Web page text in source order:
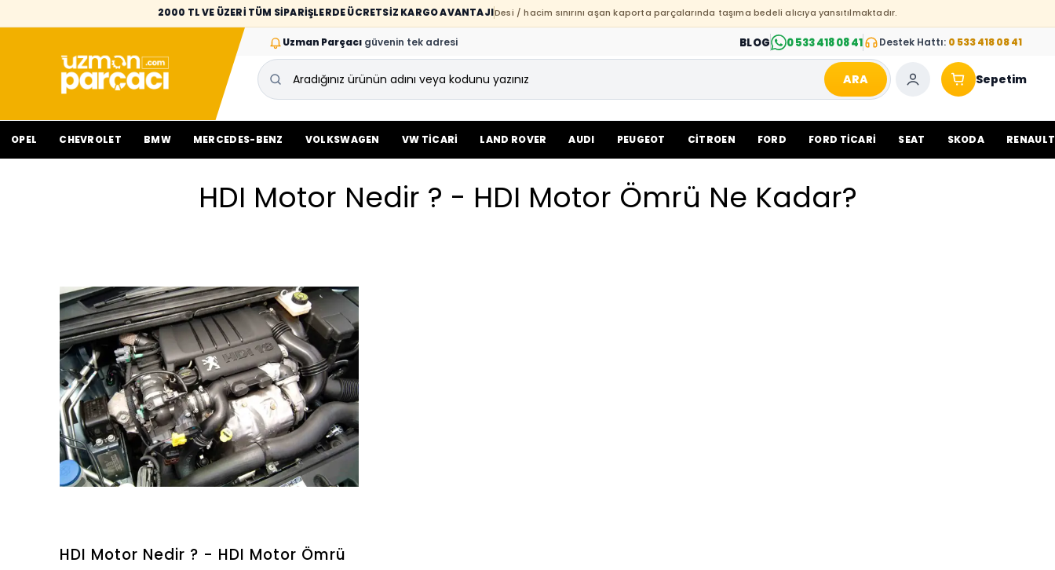
2000 TL VE ÜZERİ TÜM SİPARİŞLERDE ÜCRETSİZ KARGO AVANTAJIDesi / hacim sınırını aşan kaporta parçalarında taşıma bedeli alıcıya yansıtılmaktadır.
Uzman Parçacı güvenin tek adresi BLOG 0 533 418 08 41 Destek Hattı: 0 533 418 08 41
ARA Sepetim
OPEL CHEVROLET BMW MERCEDES-BENZ VOLKSWAGEN VW TİCARİ LAND ROVER AUDI PEUGEOT CİTROEN FORD FORD TİCARİ SEAT SKODA RENAULT
HDI Motor Nedir ? - HDI Motor Ömrü Ne Kadar?
HDI Motor Nedir ? - HDI Motor Ömrü